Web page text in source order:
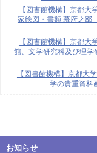
【図書館機構】京都
家絵図・書類 幕府之部
【図書館機構】京都
館、文学研究科及び理学
【図書館機構】京都大
学の貴重資料
お知らせ